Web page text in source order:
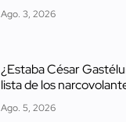
Ago. 3, 2026
¿Estaba César
lista de los
Ago. 5, 2026